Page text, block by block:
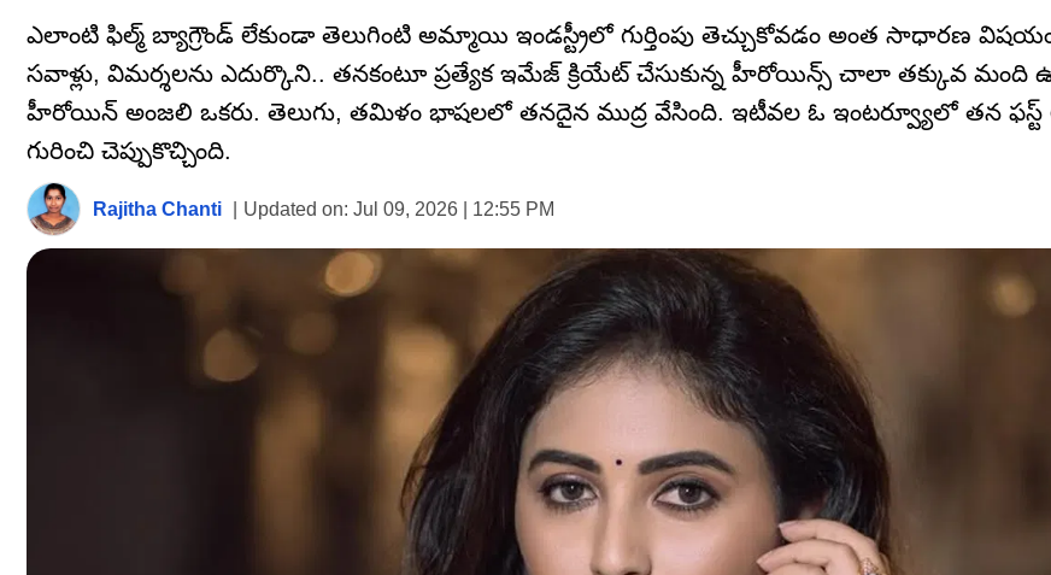
ఎలాంటి ఫిల్మ్ బ్యాగ్రౌండ్ లేకుండా తెలుగింటి అమ్మాయి ఇండస్ట్రీలో గుర్తింపు తెచ్చుకోవడం అంత సాధారణ
సవాళ్లు, విమర్శలను ఎదుర్కొని.. తనకంటూ ప్రత్యేక ఇమేజ్ క్రియేట్ చేసుకున్న హీరోయిన్స్ చాలా తక్కువ మంది
హీరోయిన్ అంజలి ఒకరు. తెలుగు, తమిళం భాషలలో తనదైన ముద్ర వేసింది. ఇటీవల ఓ ఇంటర్వ్యూలో తన ఫస్ట్
గురించి చెప్పుకొచ్చింది.
Rajitha Chanti Updated on: Jul 09, 2026 | 12:55 PM